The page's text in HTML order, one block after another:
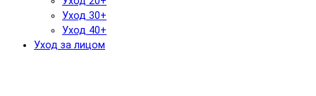
Уход 30+
Уход 40+
Уход за лицом